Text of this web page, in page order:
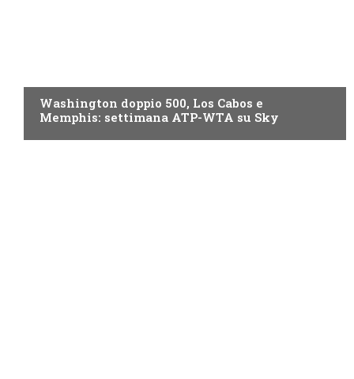
Washington doppio 500, Los Cabos e
Memphis: settimana ATP-WTA su Sky